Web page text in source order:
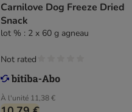
Carnilove Dog Freeze Dried
Snack
lot % : 2 x 60 g agneau
À l'unité 11,38 €
Not rated